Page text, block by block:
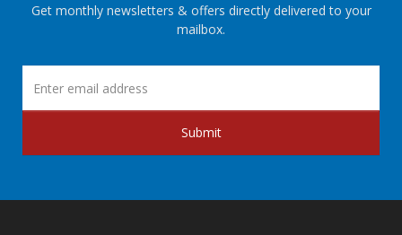
Get monthly newsletters & offers directly delivered to your
mailbox.
Submit